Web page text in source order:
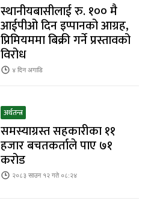
स्थानीयबासीलाई रु. १०० मै
आईपीओ दिन इप्पानको आग्रह,
प्रिमियममा बिक्री गर्ने प्रस्तावको
विरोध
४ दिनअगाडि
अर्थतन्त्र
समस्याग्रस्त सहकारीका ११
हजार बचतकर्ताले पाए ७१
करोड
२०८३ साउन १२ गते ०८:२४